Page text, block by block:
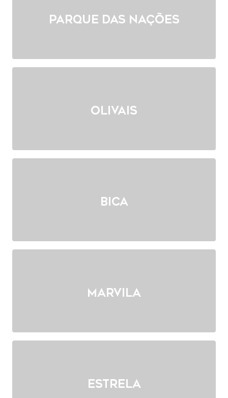
Parque das Nações
Olivais
Bica
Marvila
Estrela